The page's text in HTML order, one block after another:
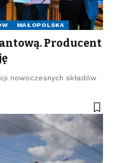
MAŁOPOLSKA
Producent
nowoczesnych składów